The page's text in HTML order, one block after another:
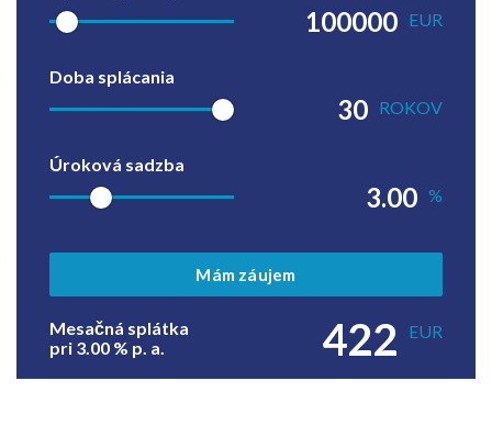
EUR
Doba splácania
ROKOV
Úroková sadzba
%
Mám záujem
Mesačná splátka
pri 3.00 % p. a. 422 EUR